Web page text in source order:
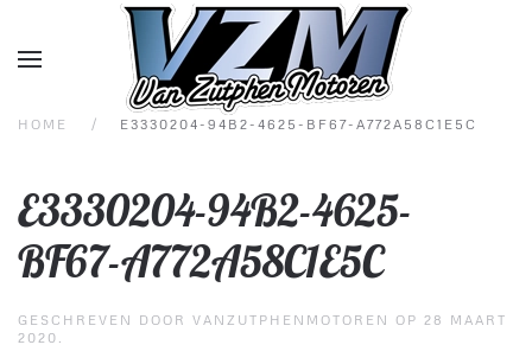
Overslaan en naar de inhoud gaan
HOME E3330204-94B2-4625-BF67-A772A58C1E5C
E3330204-94B2-4625-
BF67-A772A58C1E5C
GESCHREVEN DOOR VANZUTPHENMOTOREN OP 28 MAART
2020